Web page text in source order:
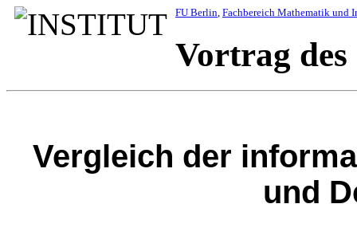
FU Berlin, Fachbereich Mathematik und
Vortrag
Vergleich der
und